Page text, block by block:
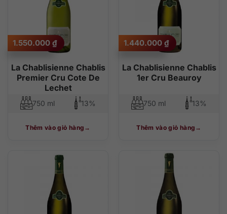
La Chablisienne Chablis
Premier Cru Cote De
Lechet
1.550.000 ₫
750 ml 13%
Thêm vào giỏ hàng
La Chablisienne Chablis
1er Cru Beauroy
1.440.000 ₫
750 ml 13%
Thêm vào giỏ hàng